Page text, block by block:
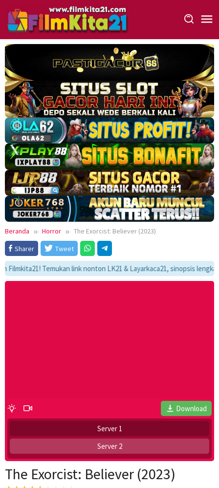
konten
Beranda Horror
The Exorcist: Believer (2023)
Sharer
Tweet
Temukan link nonton LK21 & Layarkaca21, sinopsis lengkap,
Download
Server 1
Server 2
The Exorcist: Believer (2023)